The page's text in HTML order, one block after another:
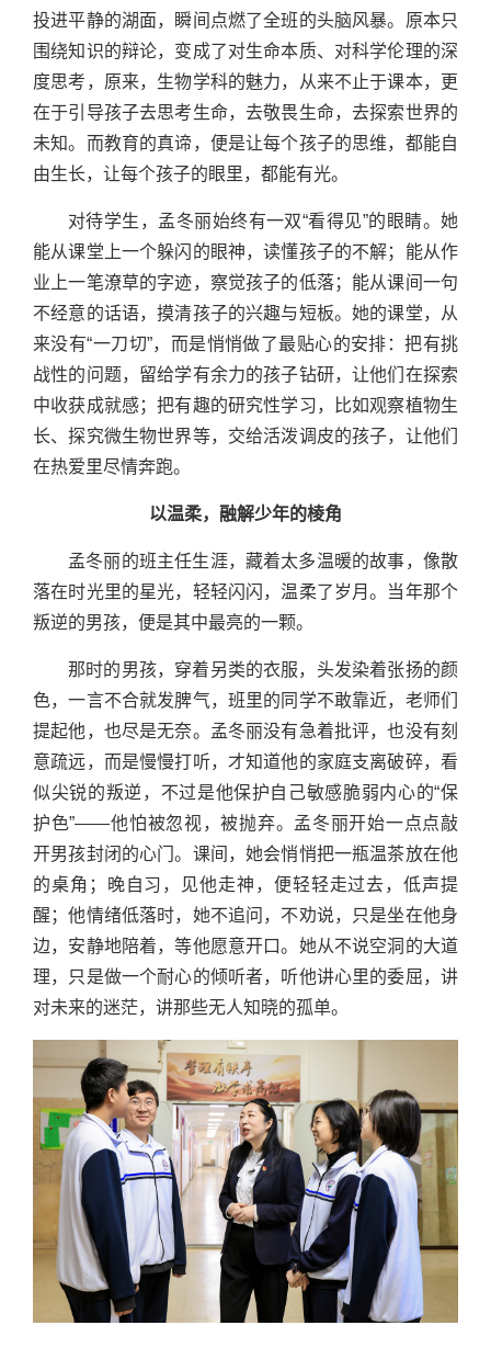
投进平静的湖面，瞬间点燃了全班的头脑风暴。原本只
围绕知识的辩论，变成了对生命本质、对科学伦理的深
度思考，原来，生物学科的魅力，从来不止于课本，更
在于引导孩子去思考生命，去敬畏生命，去探索世界的
未知。而教育的真谛，便是让每个孩子的思维，都能自
由生长，让每个孩子的眼里，都能有光。
对待学生，孟冬丽始终有一双“看得见”的眼睛。她
能从课堂上一个躲闪的眼神，读懂孩子的不解；能从作
业上一笔潦草的字迹，察觉孩子的低落；能从课间一句
不经意的话语，摸清孩子的兴趣与短板。她的课堂，从
来没有“一刀切”，而是悄悄做了最贴心的安排：把有挑
战性的问题，留给学有余力的孩子钻研，让他们在探索
中收获成就感；把有趣的研究性学习，比如观察植物生
长、探究微生物世界等，交给活泼调皮的孩子，让他们
在热爱里尽情奔跑。
以温柔，融解少年的棱角
孟冬丽的班主任生涯，藏着太多温暖的故事，像散
落在时光里的星光，轻轻闪闪，温柔了岁月。当年那个
叛逆的男孩，便是其中最亮的一颗。
那时的男孩，穿着另类的衣服，头发染着张扬的颜
色，一言不合就发脾气，班里的同学不敢靠近，老师们
提起他，也尽是无奈。孟冬丽没有急着批评，也没有刻
意疏远，而是慢慢打听，才知道他的家庭支离破碎，看
似尖锐的叛逆，不过是他保护自己敏感脆弱内心的“保
护色”——他怕被忽视，被抛弃。孟冬丽开始一点点敲
开男孩封闭的心门。课间，她会悄悄把一瓶温茶放在他
的桌角；晚自习，见他走神，便轻轻走过去，低声提
醒；他情绪低落时，她不追问，不劝说，只是坐在他身
边，安静地陪着，等他愿意开口。她从不说空洞的大道
理，只是做一个耐心的倾听者，听他讲心里的委屈，讲
对未来的迷茫，讲那些无人知晓的孤单。